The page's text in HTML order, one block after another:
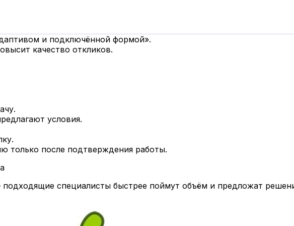
и подключённой формой».
качество откликов.
условия.
только после подтверждения работы.
специалисты быстрее поймут объём и предложат